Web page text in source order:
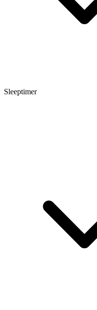
Sleeptimer